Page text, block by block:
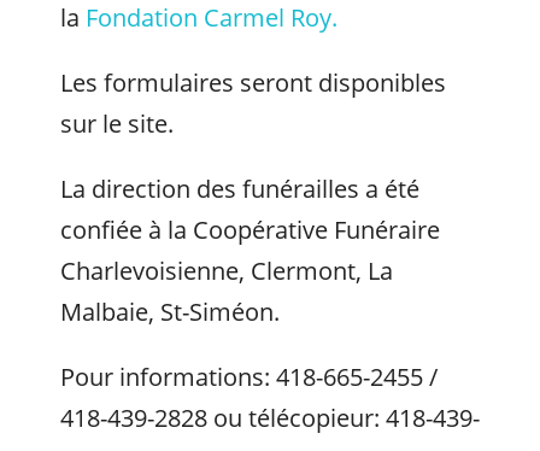
la Fondation Carmel Roy.
Les formulaires seront disponibles
sur le site.
La direction des funérailles a été
confiée à la Coopérative Funéraire
Charlevoisienne, Clermont, La
Malbaie, St-Siméon.
Pour informations: 418-665-2455 /
418-439-2828 ou télécopieur: 418-439-